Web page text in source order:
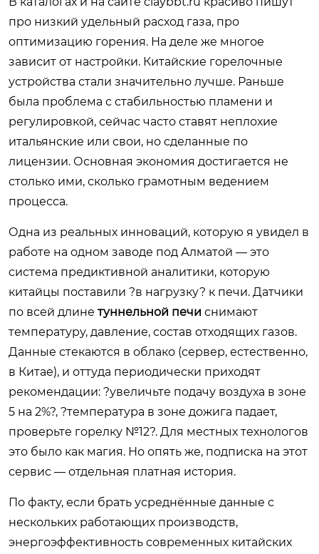
про низкий удельный расход газа, про
оптимизацию горения. На деле же многое
зависит от настройки. Китайские горелочные
устройства стали значительно лучше. Раньше
была проблема с стабильностью пламени и
регулировкой, сейчас часто ставят неплохие
итальянские или свои, но сделанные по
лицензии. Основная экономия достигается не
столько ими, сколько грамотным ведением
процесса.
Одна из реальных инноваций, которую я увидел в
работе на одном заводе под Алматой — это
система предиктивной аналитики, которую
китайцы поставили ?в нагрузку? к печи. Датчики
по всей длине туннельной печи снимают
температуру, давление, состав отходящих газов.
Данные стекаются в облако (сервер, естественно,
в Китае), и оттуда периодически приходят
рекомендации: ?увеличьте подачу воздуха в зоне
5 на 2%?, ?температура в зоне дожига падает,
проверьте горелку №12?. Для местных технологов
это было как магия. Но опять же, подписка на этот
сервис — отдельная платная история.
По факту, если брать усреднённые данные с
нескольких работающих производств,
энергоэффективность современных китайских